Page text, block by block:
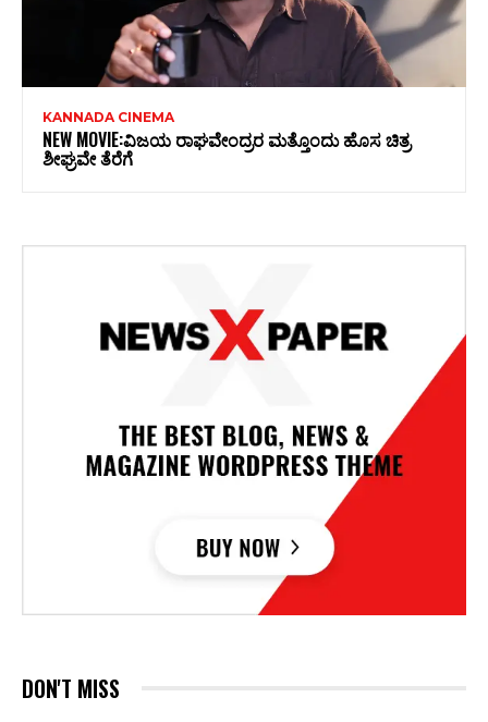
KANNADA CINEMA
NEW MOVIE:ವಿಜಯ ರಾಘವೇಂದ್ರರ ಮತ್ತೊಂದು ಹೊಸ ಚಿತ್ರ
ಶೀಘ್ರವೇ ತೆರೆಗೆ
DON'T MISS